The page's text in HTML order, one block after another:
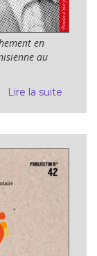
en
au
Lire la suite